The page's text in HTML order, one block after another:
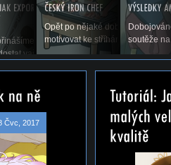
něco o lip flapu, co to je,
a samozřejmě,...
vám první tutoriál na téma, jak
vaše AMV ze střihacího...
Opět po nějaké době vás vítáme
motivovat ke stříhání. Snad se
soutěže
Čvc, 2017